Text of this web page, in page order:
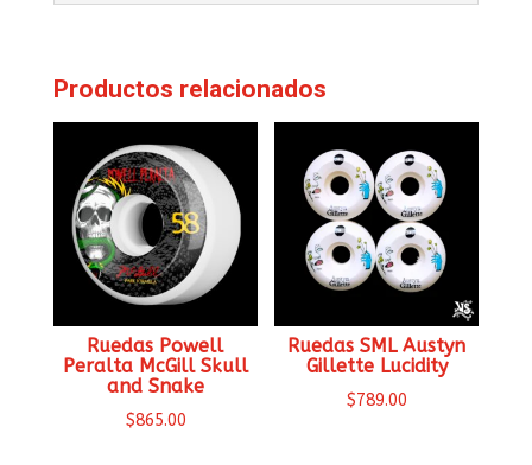
Productos relacionados
Ruedas Powell
Peralta McGill Skull
and Snake
$865.00
Ruedas SML Austyn
Gillette Lucidity
$789.00